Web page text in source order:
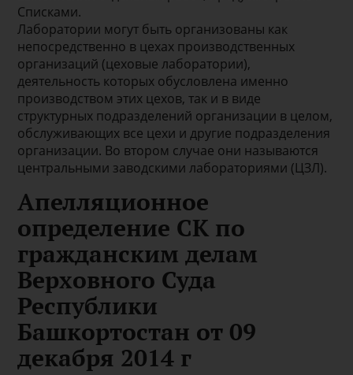
Списками.
Лаборатории могут быть организованы как
непосредственно в цехах производственных
организаций (цеховые лаборатории),
деятельность которых обусловлена именно
производством этих цехов, так и в виде
структурных подразделений организации в целом,
обслуживающих все цехи и другие подразделения
организации. Во втором случае они называются
центральными заводскими лабораториями (ЦЗЛ).
Апелляционное
определение СК по
гражданским делам
Верховного Суда
Республики
Башкортостан от 09
декабря 2014 г